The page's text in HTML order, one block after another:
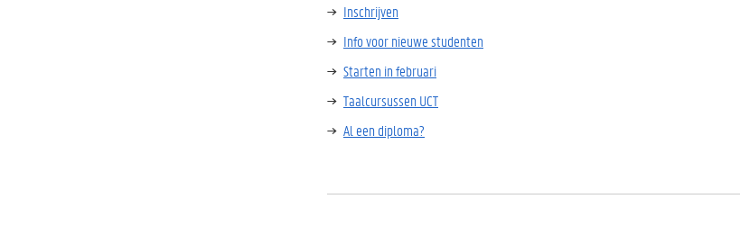
Inschrijven
Info voor nieuwe studenten
Starten in februari
Taalcursussen UCT
Al een diploma?